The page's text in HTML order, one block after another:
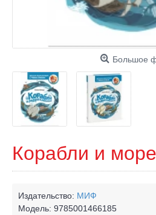
Большое
Корабли и
Издательство: МИФ
Модель: 9785001466185